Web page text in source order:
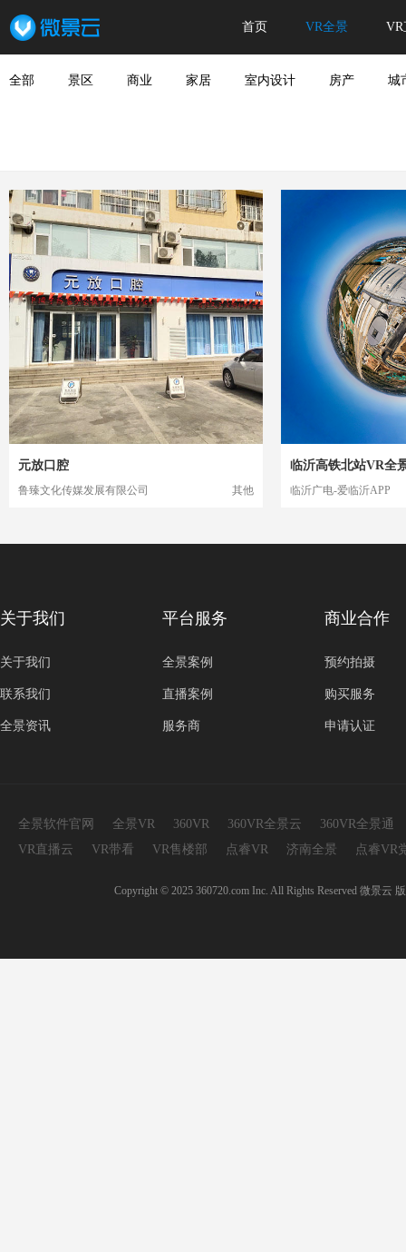
首页 VR全景 VR
全部 景区 商业 家居 室内设计 房产 城
元放口腔
鲁臻文化传媒发展有限公司 其他
临沂高铁北站VR全
临沂广电-爱临沂APP
关于我们
关于我们
联系我们
全景资讯
平台服务
全景案例
直播案例
服务商
商业合作
预约拍摄
购买服务
申请认证
全景软件官网 全景VR 360VR 360VR全景云
360VR全景通
VR直播云
VR带看 VR售楼部 点睿VR 济南全景 点睿VR
Copyright © 2025 360720.com Inc. All Rights Reserved 微景